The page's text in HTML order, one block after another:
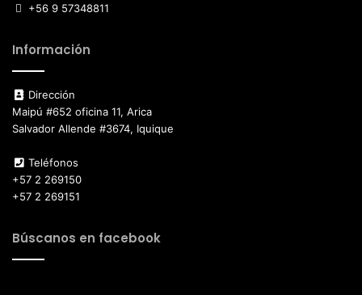
+56 9 57348811
Información
Dirección
Maipú #652 oficina 11, Arica
Salvador Allende #3674, Iquique
Teléfonos
+57 2 269150
+57 2 269151
Búscanos en facebook